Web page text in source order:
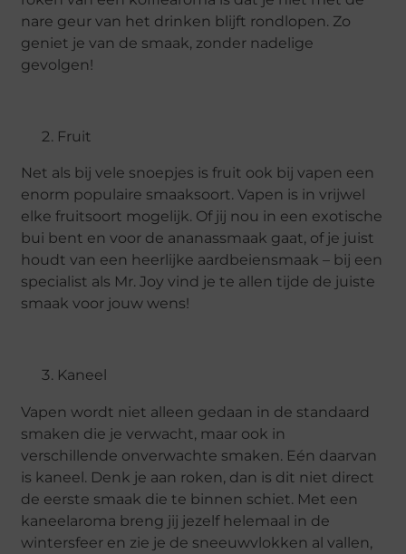
nare geur van het drinken blijft rondlopen. Zo
geniet je van de smaak, zonder nadelige
gevolgen!
Fruit
Net als bij vele snoepjes is fruit ook bij vapen een
enorm populaire smaaksoort. Vapen is in vrijwel
elke fruitsoort mogelijk. Of jij nou in een exotische
bui bent en voor de ananassmaak gaat, of je juist
houdt van een heerlijke aardbeiensmaak – bij een
specialist als Mr. Joy vind je te allen tijde de juiste
smaak voor jouw wens!
Kaneel
Vapen wordt niet alleen gedaan in de standaard
smaken die je verwacht, maar ook in
verschillende onverwachte smaken. Eén daarvan
is kaneel. Denk je aan roken, dan is dit niet direct
de eerste smaak die te binnen schiet. Met een
kaneelaroma breng jij jezelf helemaal in de
wintersfeer en zie je de sneeuwvlokken al vallen,